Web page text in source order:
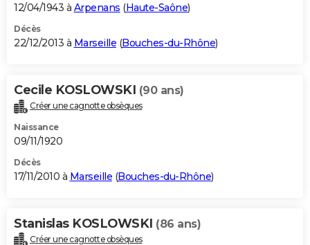
12/04/1943 à Arpenans (Haute-Saône)
Décès
22/12/2013 à Marseille (Bouches-du-Rhône)
Cecile KOSLOWSKI (90 ans)
Créer une cagnotte obsèques
Naissance
09/11/1920
Décès
17/11/2010 à Marseille (Bouches-du-Rhône)
Stanislas KOSLOWSKI (86 ans)
Créer une cagnotte obsèques